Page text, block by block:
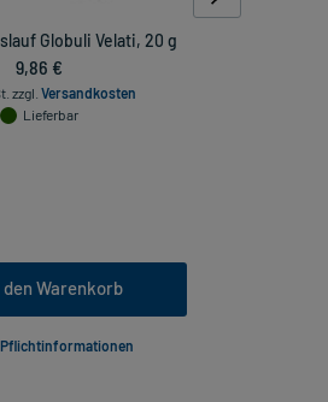
Globuli Velati, 20 g
9,86 €
zzgl. Versandkosten
Lieferbar
den Warenkorb
Pflichtinformationen